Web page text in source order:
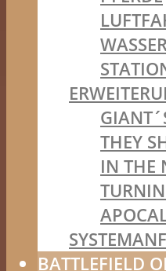
THEY
IN THE
BATTLEFIELD